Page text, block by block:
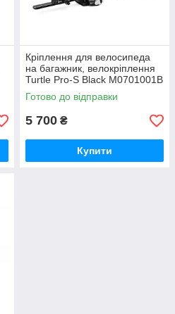
Кріплення для велосипеда
на багажник, велокріплення
Turtle Pro-S Black M0701001B
Готово до відправки
5 700 ₴
Купити